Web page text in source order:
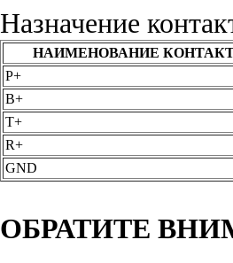
Назначение
НАИМЕНОВАНИЕ
P+
B+
T+
R+
GND
ОБРАТИТЕ